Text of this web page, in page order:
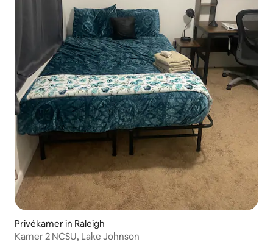
Privékamer in Raleigh
Kamer 2 NCSU, Lake Johnson